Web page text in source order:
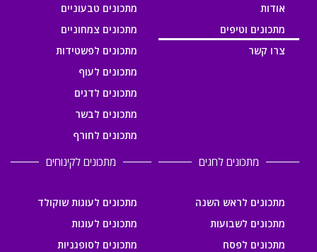
אודות
מתכונים וטיפים
צרו קשר
מתכונים טבעוניים
מתכונים צמחוניים
מתכונים לפשטידות
מתכונים לעוף
מתכונים לדגים
מתכונים לבשר
מתכונים לחורף
מתכונים לחגים
מתכונים לראש השנה
מתכונים לשבועות
מתכונים לפסח
מתכונים לקינוחים
מתכונים לעוגות שוקולד
מתכונים לעוגות
מתכונים לסופגניות